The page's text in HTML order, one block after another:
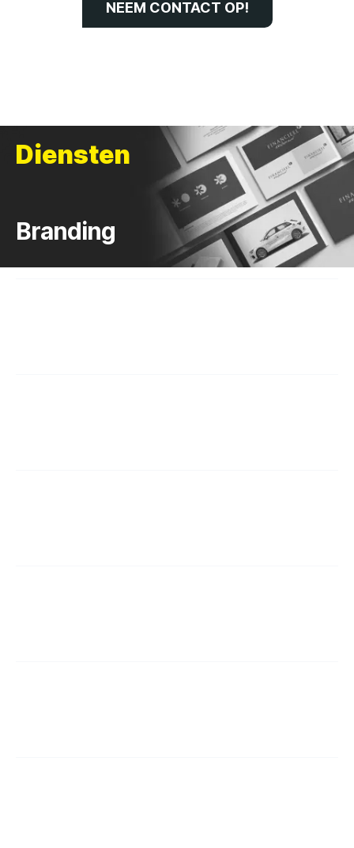
NEEM CONTACT OP!
Diensten
Branding